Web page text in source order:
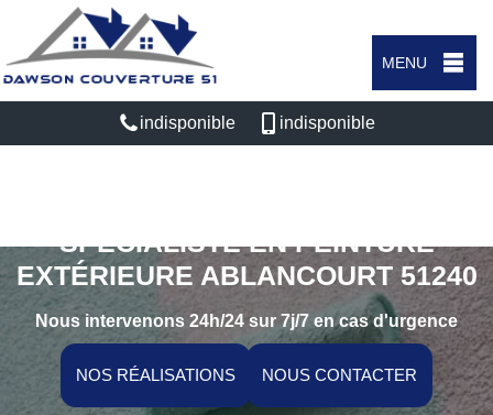
MENU
indisponible indisponible
SPÉCIALISTE EN PEINTURE
EXTÉRIEURE ABLANCOURT 51240
Nous intervenons 24h/24 sur 7j/7 en cas d'urgence
NOS RÉALISATIONS NOUS CONTACTER